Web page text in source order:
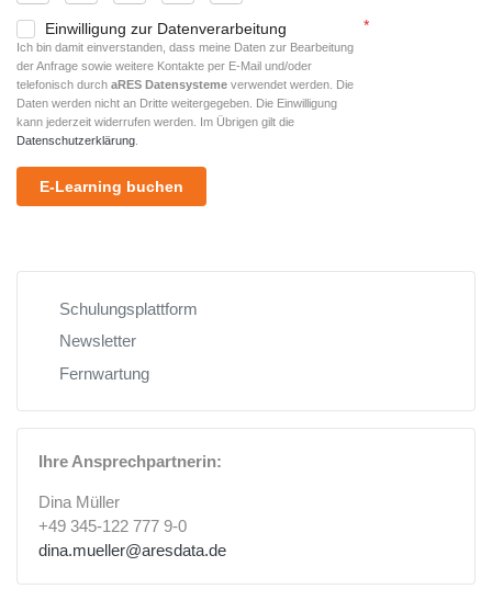
Einwilligung zur Datenverarbeitung
Ich bin damit einverstanden, dass meine Daten zur Bearbeitung
der Anfrage sowie weitere Kontakte per E-Mail und/oder
telefonisch durch aRES Datensysteme verwendet werden. Die
Daten werden nicht an Dritte weitergegeben. Die Einwilligung
kann jederzeit widerrufen werden. Im Übrigen gilt die
Datenschutzerklärung
E-Learning buchen
Schulungsplattform
Newsletter
Fernwartung
Ihre Ansprechpartnerin:
Dina Müller
+49 345-122 777 9-0
dina.mueller@aresdata.de